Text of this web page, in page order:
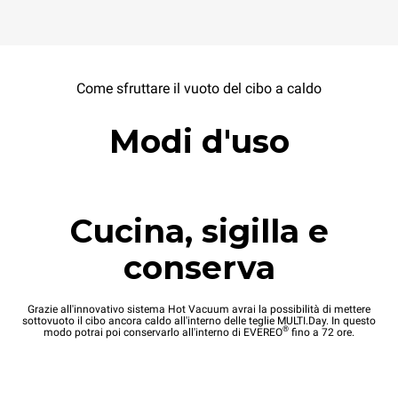
Come sfruttare il vuoto del cibo a caldo
Modi d'uso
Cucina, sigilla e
conserva
Grazie all'innovativo sistema Hot Vacuum avrai la possibilità di mettere
sottovuoto il cibo ancora caldo all'interno delle teglie MULTI.Day. In questo
modo potrai poi conservarlo all'interno di EVEREO® fino a 72 ore.